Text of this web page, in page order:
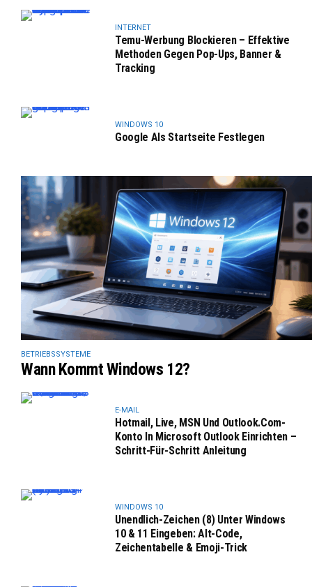
INTERNET
Temu-Werbung Blockieren – Effektive
Methoden Gegen Pop-Ups, Banner &
Tracking
WINDOWS 10
Google Als Startseite Festlegen
BETRIEBSSYSTEME
Wann Kommt Windows 12?
E-MAIL
Hotmail, Live, MSN Und Outlook.com-
Konto In Microsoft Outlook Einrichten –
Schritt-Für-Schritt Anleitung
WINDOWS 10
Unendlich-Zeichen (8) Unter Windows
10 & 11 Eingeben: Alt-Code,
Zeichentabelle & Emoji-Trick